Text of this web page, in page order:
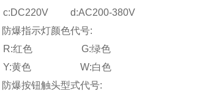
d:AC200-380V
爆指示灯颜色代号:
红色 G:绿色
黄色 W:白色
防爆按钮触头型式代号: